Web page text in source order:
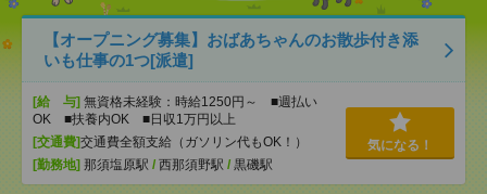
【オープニング募集】おばあちゃんのお散歩付き添
いも仕事の1つ[派遣]
[給 与] 無資格未経験：時給1250円～ ■週払い
OK ■扶養内OK ■日収1万円以上
[交通費]交通費全額支給（ガソリン代もOK！）
[勤務地] 那須塩原駅 / 西那須野駅 / 黒磯駅
気になる！